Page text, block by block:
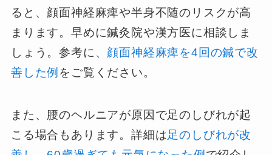
ると、顔面神経麻痺や半身不随のリスクが高
まります。早めに鍼灸院や漢方医に相談しま
しょう。参考に、 顔面神経麻痺を4回の鍼で改
善した例 をご覧ください。
また、腰のヘルニアが原因で足のしびれが起
こる場合もあります。詳細は足のしびれが改